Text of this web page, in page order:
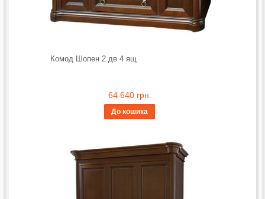
Комод Шопен 2 дв 4 ящ
64 640 грн.
До кошика